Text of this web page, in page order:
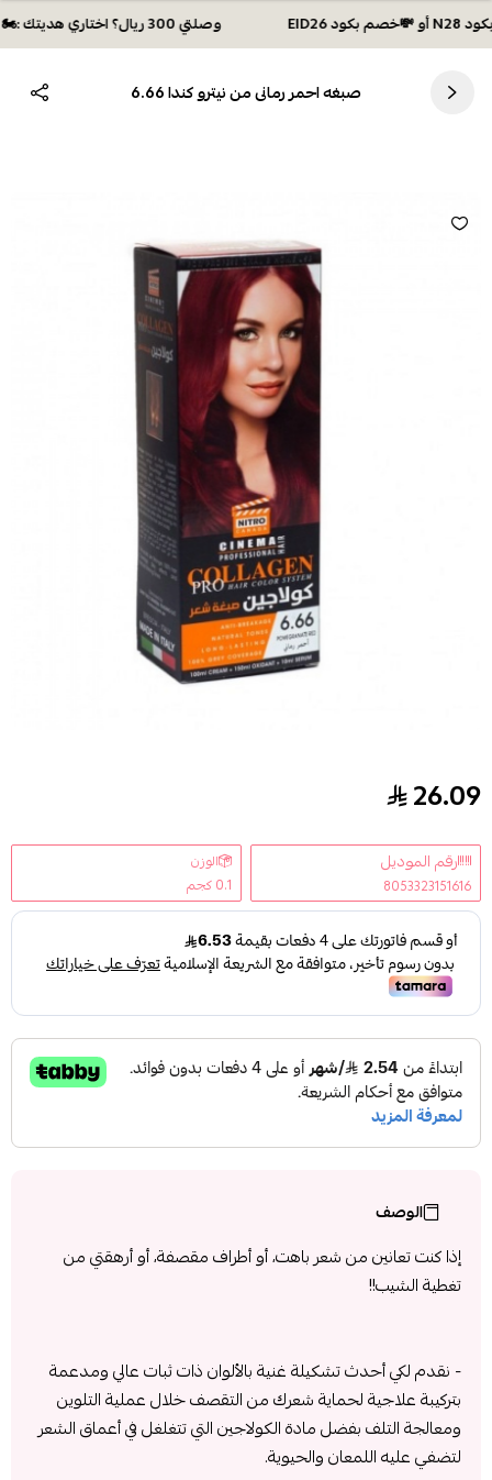
وصلتي 300 ريال؟ اختاري هديتك :🏍 شحن مجاني بكود N28 أو 💸خصم بكود EID26
صبغه احمر رمانى من نيترو كندا 6.66
صبغه احمر رمانى من نيترو كندا 6.66
26.09
رقم الموديل
8053323151616
الوزن
0.1 كجم
الوصف
إذا كنت تعانين من شعر باهت، أو أطراف مقصفة، أو أرهقتي من
تغطية الشيب!!
- نقدم لكي أحدث تشكيلة غنية بالألوان ذات ثبات عالي ومدعمة
بتركيبة علاجية لحماية شعرك من التقصف خلال عملية التلوين
ومعالجة التلف بفضل مادة الكولاجين التي تتغلغل في أعماق الشعر
لتضفي عليه اللمعان والحيوية.